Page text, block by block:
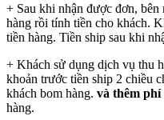
+ Sau khi nhận được đơn, bên
hàng rồi tính tiền cho khách.
tiền hàng. Tiền ship sau khi
+ Khách sử dụng dịch vụ thu
khoản trước tiền ship 2 chiều
khách bom hàng. và thêm
hàng.